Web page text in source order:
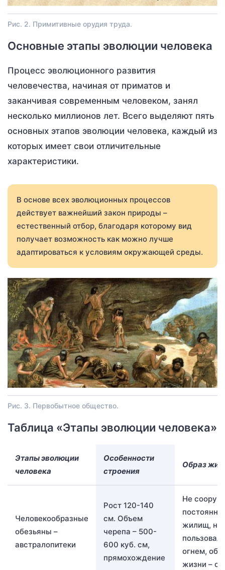
Рис. 2. Примитивные орудия труда.
Основные этапы эволюции человека
Процесс эволюционного развития
человечества, начиная от приматов и
заканчивая современным человеком, занял
несколько миллионов лет. Всего выделяют пять
основных этапов эволюции человека, каждый из
которых имеет свои отличительные
характеристики.
В основе всех эволюционных процессов
действует важнейший закон природы –
естественный отбор, благодаря которому вид
получает возможность как можно лучше
адаптироваться к условиям окружающей среды.
Рис. 3. Первобытное общество.
Таблица «Этапы эволюции человека»
Этапы эволюции
человека
Особенности
строения
Образ
Человекообразные
обезьяны –
австралопитеки
Рост 120-140
см. Объем
черепа – 500-
600 куб. см,
прямохождение
Не
жилищ, не
огнем,
жизни –